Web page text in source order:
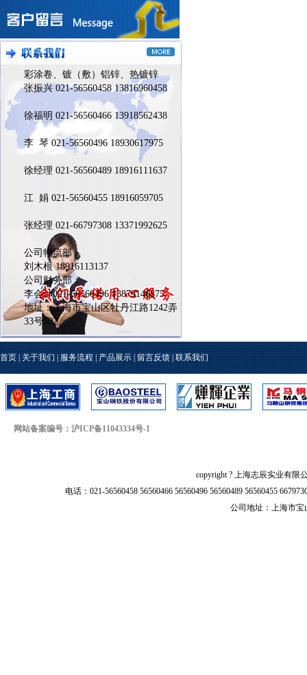
彩涂卷、镀（敷）铝锌、热镀锌
张振兴 021-56560458 13816960458
徐福明 021-56560466 13918562438
李 琴 021-56560496 18930617975
徐经理 021-56560489 18916111637
江 娟 021-56560455 18916059705
张经理 021-66797308 13371992625
公司物流部：
刘木根 18916113137
公司财务部：
李会计021-56560496 13879146875
地址：上海市宝山区牡丹江路1242弄
33号802
首页 关于我们 |服务流程 产品展示 留言反馈 |联系我们
网站备案编号：沪ICP备11043334号-1
copyright ? 上海志辰实业有限
电话：021-56560458 56560466 56560496 56560489 56560455
公司地址：上海市宝